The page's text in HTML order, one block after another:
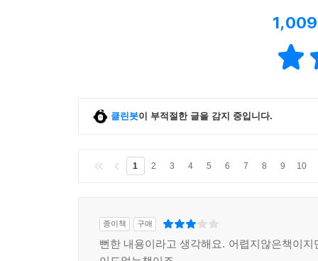
1,009
클린봇이 부적절한 글을 감지 중입니다.
1 2 3 4 5 6 7 8 9 10
종이책 구매
뻔한 내용이라고 생각해요. 어렵지않은책이지